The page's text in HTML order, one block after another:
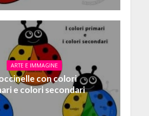
ARTE E IMMAGINE
con colori
e colori secondari